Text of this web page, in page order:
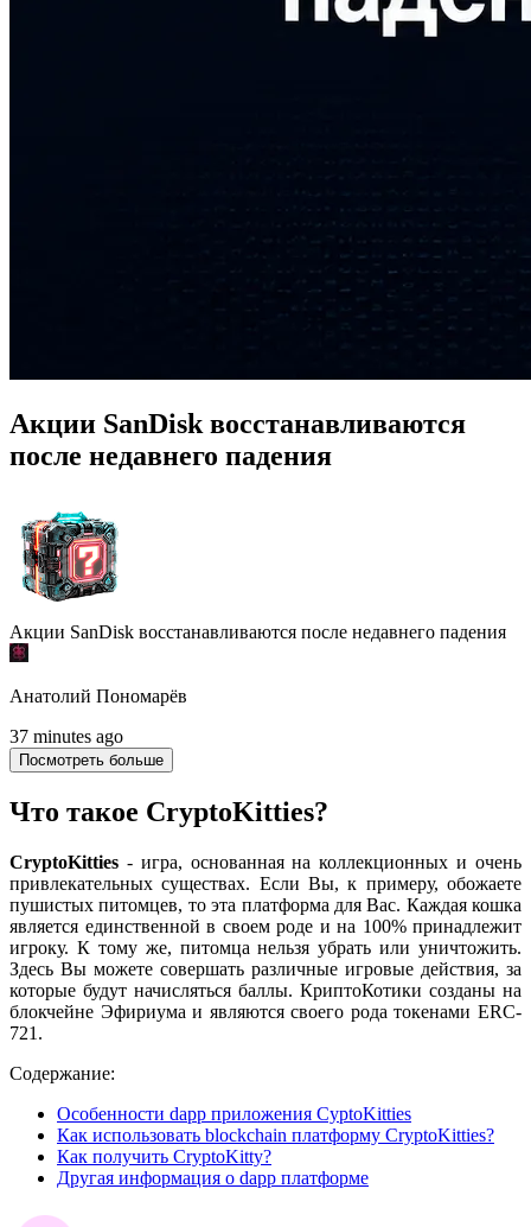
Акции SanDisk восстанавливаются
после недавнего падения
Акции SanDisk восстанавливаются после недавнего падения
Анатолий Пономарёв
37 minutes ago
Посмотреть больше
Что такое CryptoKitties?
CryptoKitties - игра, основанная на коллекционных и очень
привлекательных существах. Если Вы, к примеру, обожаете
пушистых питомцев, то эта платформа для Вас. Каждая кошка
является единственной в своем роде и на 100% принадлежит
игроку. К тому же, питомца нельзя убрать или уничтожить.
Здесь Вы можете совершать различные игровые действия, за
которые будут начисляться баллы. КриптоКотики созданы на
блокчейне Эфириума и являются своего рода токенами ERC-
721.
Содержание:
Особенности dapp приложения CyptoKitties
Как использовать blockchain платформу CryptoKitties?
Как получить CryptoKitty?
Другая информация о dapp платформе